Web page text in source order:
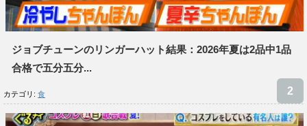
ジョブチューンのリンガーハット結果：2026年夏は2品中1品
合格で五分五分...
カテゴリ: 食